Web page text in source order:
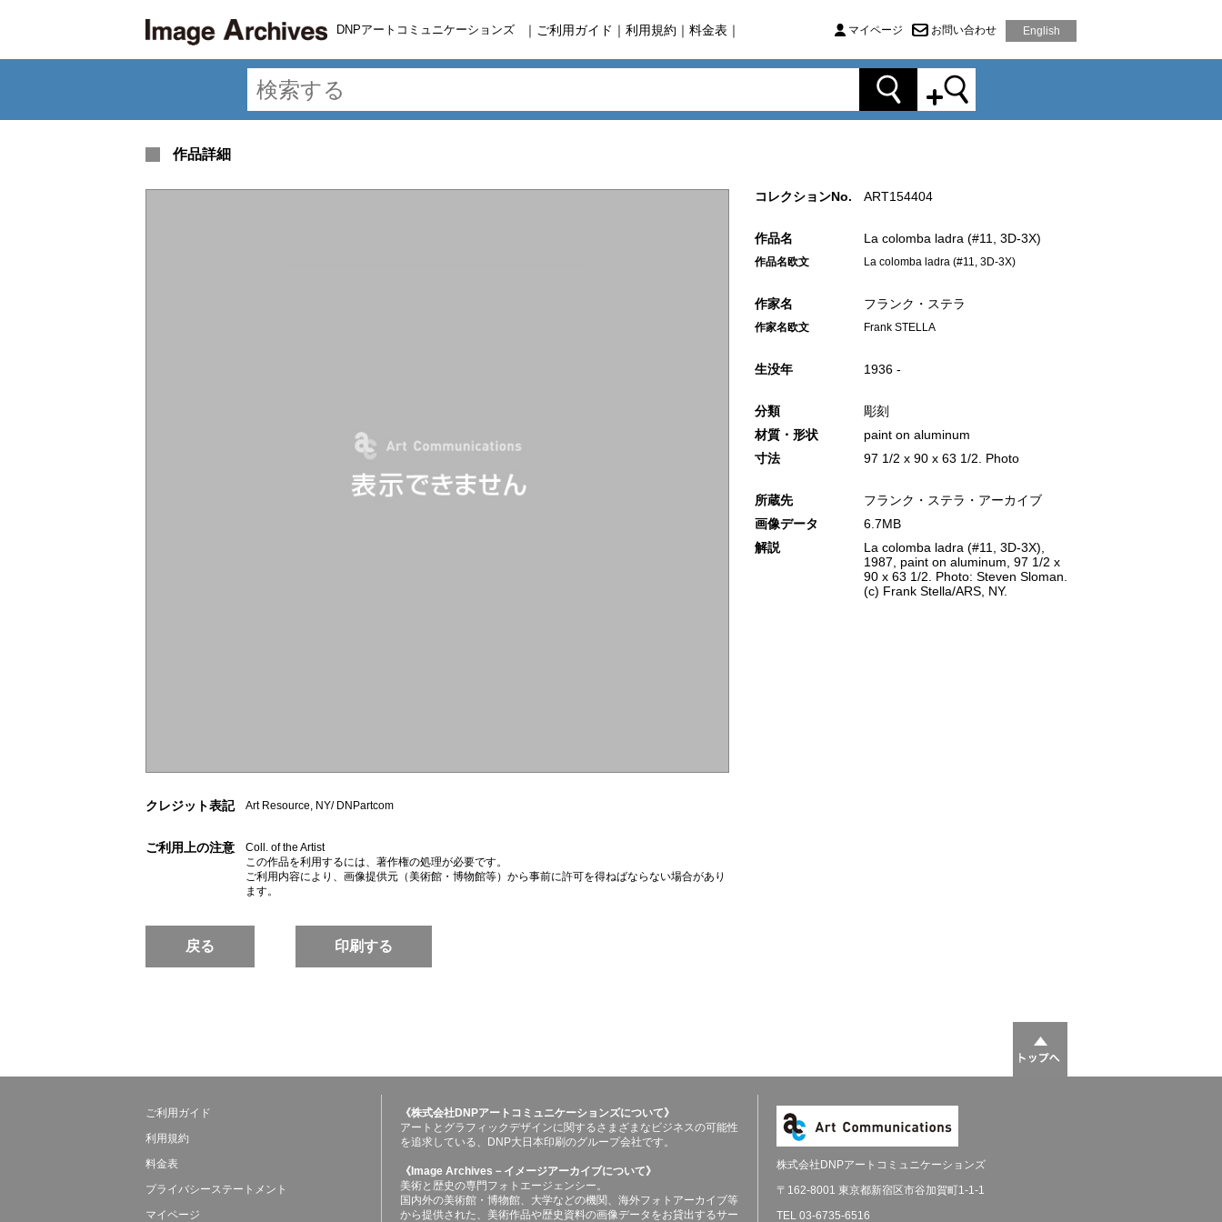
DNPアートコミュニケーションズ ｜ ご利用ガイド ｜ 利用規約 ｜ 料金表 ｜ マイページ お問い合わせ English
作品詳細
クレジット表記 Art Resource, NY/ DNPartcom
ご利用上の注意
Coll. of the Artist
この作品を利用するには、著作権の処理が必要です。
ご利用内容により、画像提供元（美術館・博物館等）から事前に許可を得ねばならない場合があり
ます。
戻る 印刷する
コレクションNo. ART154404
作品名 La colomba ladra (#11, 3D-3X)
作品名欧文 La colomba ladra (#11, 3D-3X)
作家名 フランク・ステラ
作家名欧文 Frank STELLA
生没年 1936 -
分類
彫刻
材質・形状
paint on aluminum
寸法
97 1/2 x 90 x 63 1/2. Photo
所蔵先
フランク・ステラ・アーカイブ
画像データ
6.7MB
解説
La colomba ladra (#11, 3D-3X),
1987, paint on aluminum, 97 1/2 x
90 x 63 1/2. Photo: Steven Sloman.
(c) Frank Stella/ARS, NY.
ご利用ガイド
利用規約
料金表
プライバシーステートメント
マイページ
《株式会社DNPアートコミュニケーションズについて》
アートとグラフィックデザインに関するさまざまなビジネスの可能性
を追求している、DNP大日本印刷のグループ会社です。
《Image Archives－イメージアーカイブについて》
美術と歴史の専門フォトエージェンシー。
国内外の美術館・博物館、大学などの機関、海外フォトアーカイブ等
から提供された、美術作品や歴史資料の画像データをお貸出するサー
株式会社DNPアートコミュニケーションズ
〒162-8001 東京都新宿区市谷加賀町1-1-1
TEL 03-6735-6516